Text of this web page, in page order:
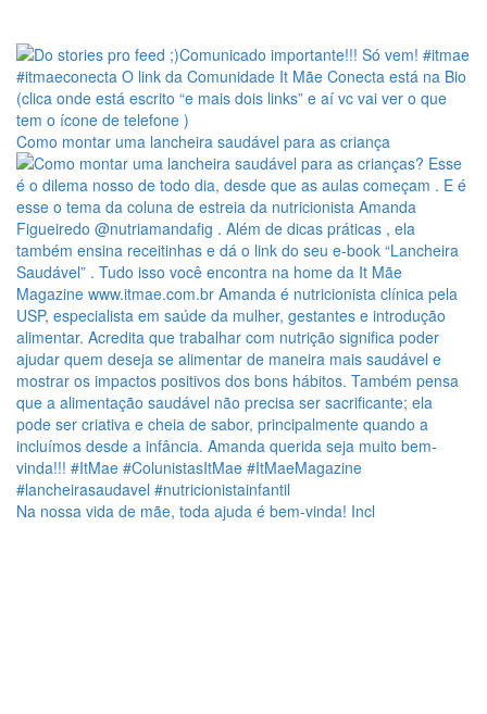
Como montar uma lancheira saudável para as criança
Na nossa vida de mãe, toda ajuda é bem-vinda! Incl